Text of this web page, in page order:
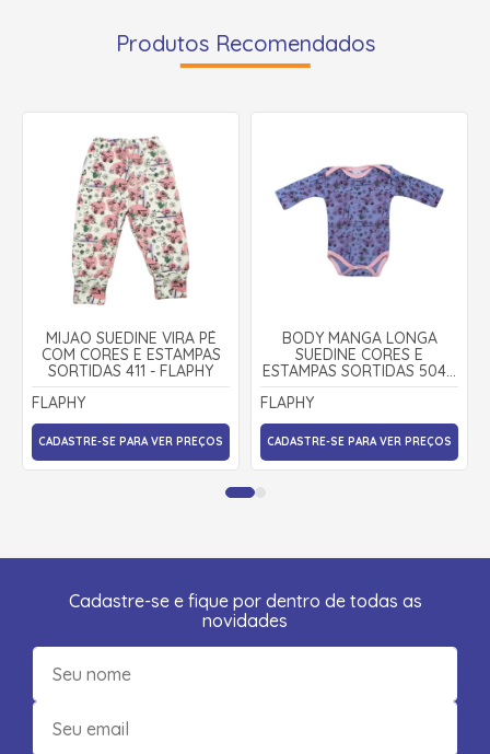
Produtos Recomendados
MIJÃO SUEDINE VIRA PÉ
COM CORES E ESTAMPAS
SORTIDAS 411 - FLAPHY
FLAPHY
CADASTRE-SE PARA VER PREÇOS
BODY MANGA LONGA
SUEDINE CORES E
ESTAMPAS SORTIDAS 504 -
FLAPHY
FLAPHY
CADASTRE-SE PARA VER PREÇOS
Cadastre-se e fique por dentro de todas as
novidades